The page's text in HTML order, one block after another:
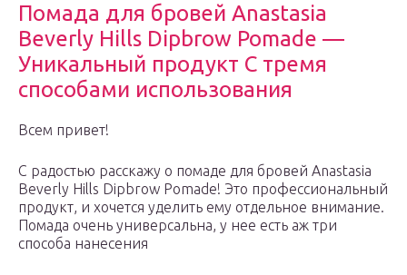
Помада для бровей Anastasia
Beverly Hills Dipbrow Pomade —
Уникальный продукт С тремя
способами использования
Всем привет!
С радостью расскажу о помаде для бровей Anastasia
Beverly Hills Dipbrow Pomade! Это профессиональный
продукт, и хочется уделить ему отдельное внимание.
Помада очень универсальна, у нее есть аж три
способа нанесения